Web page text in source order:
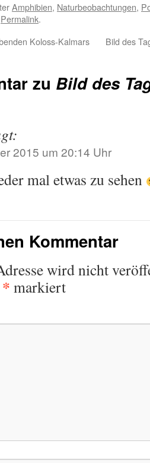
Amphibien, Naturbeobachtungen,
Permalink.
Koloss-Kalmars Bild des
zu Bild des
2015 um 20:14 Uhr
mal etwas zu sehen
Kommentar
wird nicht
* markiert